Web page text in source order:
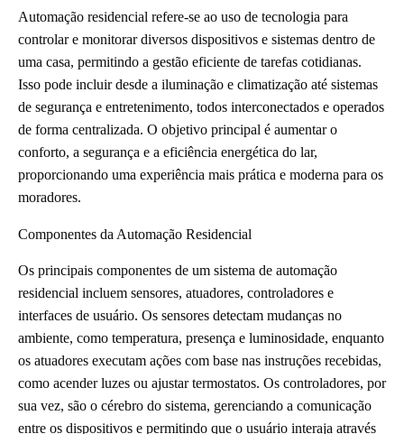
Automação residencial refere-se ao uso de tecnologia para
controlar e monitorar diversos dispositivos e sistemas dentro de
uma casa, permitindo a gestão eficiente de tarefas cotidianas.
Isso pode incluir desde a iluminação e climatização até sistemas
de segurança e entretenimento, todos interconectados e operados
de forma centralizada. O objetivo principal é aumentar o
conforto, a segurança e a eficiência energética do lar,
proporcionando uma experiência mais prática e moderna para os
moradores.
Componentes da Automação Residencial
Os principais componentes de um sistema de automação
residencial incluem sensores, atuadores, controladores e
interfaces de usuário. Os sensores detectam mudanças no
ambiente, como temperatura, presença e luminosidade, enquanto
os atuadores executam ações com base nas instruções recebidas,
como acender luzes ou ajustar termostatos. Os controladores, por
sua vez, são o cérebro do sistema, gerenciando a comunicação
entre os dispositivos e permitindo que o usuário interaja através